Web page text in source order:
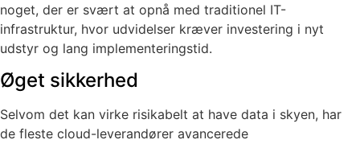
noget, der er svært at opnå med traditionel IT-
infrastruktur, hvor udvidelser kræver investering i nyt
udstyr og lang implementeringstid.
Øget sikkerhed
Selvom det kan virke risikabelt at have data i skyen, har
de fleste cloud-leverandører avancerede